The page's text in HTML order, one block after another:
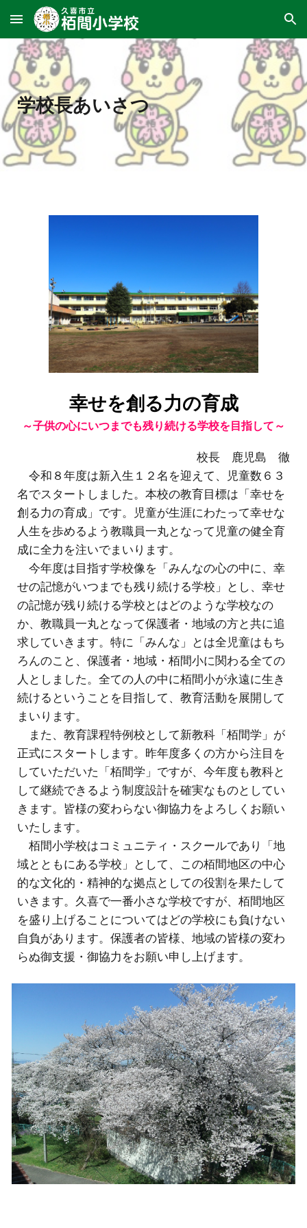
Skip to main content Skip to navigation
学校長あいさつ
幸せを創る力の育成
～子供の心にいつまでも残り続ける学校を目指して～
校長 鹿児島 徹
令和８年度は新入生１２名を迎えて、児童数６３
名でスタートしました。本校の教育目標は「幸せを
創る力の育成」です。児童が生涯にわたって幸せな
人生を歩めるよう教職員一丸となって児童の健全育
成に全力を注いでまいります。
今年度は目指す学校像を「みんなの心の中に、幸
せの記憶がいつまでも残り続ける学校」とし、幸せ
の記憶が残り続ける学校とはどのような学校なの
か、教職員一丸となって保護者・地域の方と共に追
求していきます。特に「みんな」とは全児童はもち
ろんのこと、保護者・地域・栢間小に関わる全ての
人としました。全ての人の中に栢間小が永遠に生き
続けるということを目指して、教育活動を展開して
まいります。
また、教育課程特例校として新教科「栢間学」が
正式にスタートします。昨年度多くの方から注目を
していただいた「栢間学」ですが、今年度も教科と
して継続できるよう制度設計を確実なものとしてい
きます。皆様の変わらない御協力をよろしくお願い
いたします。
栢間小学校はコミュニティ・スクールであり「地
域とともにある学校」として、この栢間地区の中心
的な文化的・精神的な拠点としての役割を果たして
いきます。久喜で一番小さな学校ですが、栢間地区
を盛り上げることについてはどの学校にも負けない
自負があります。保護者の皆様、地域の皆様の変わ
らぬ御支援・御協力をお願い申し上げます。